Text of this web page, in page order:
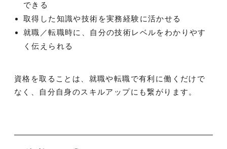
できる
取得した知識や技術を実務経験に活かせる
就職／転職時に、自分の技術レベルをわかりやす
く伝えられる
資格を取ることは、就職や転職で有利に働くだけで
なく、自分自身のスキルアップにも繋がります。